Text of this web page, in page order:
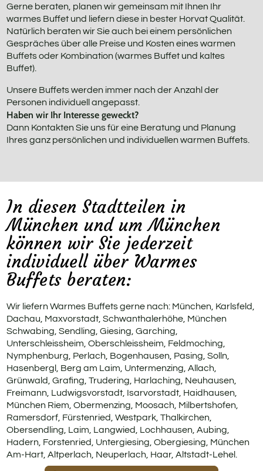
Gerne beraten, planen wir gemeinsam mit Ihnen Ihr
warmes Buffet und liefern diese in bester Horvat Qualität.
Natürlich beraten wir Sie auch bei einem persönlichen
Gespräches über alle Preise und Kosten eines warmen
Buffets oder Kombination (warmes Buffet und kaltes
Buffet).
Unsere Buffets werden immer nach der Anzahl der
Personen individuell angepasst.
Haben wir Ihr Interesse geweckt?
Dann Kontakten Sie uns für eine Beratung und Planung
Ihres ganz persönlichen und individuellen warmen Buffets.
In diesen Stadtteilen in
München und um München
können wir Sie jederzeit
individuell über Warmes
Buffets beraten:
Wir liefern Warmes Buffets gerne nach: München, Karlsfeld,
Dachau, Maxvorstadt, Schwanthalerhöhe, München
Schwabing, Sendling, Giesing, Garching,
Unterschleissheim, Oberschleissheim, Feldmoching,
Nymphenburg, Perlach, Bogenhausen, Pasing, Solln,
Hasenbergl, Berg am Laim, Untermenzing, Allach,
Grünwald, Grafing, Trudering, Harlaching, Neuhausen,
Freimann, Ludwigsvorstadt, Isarvorstadt, Haidhausen,
München Riem, Obermenzing, Moosach, Milbertshofen,
Ramersdorf, Fürstenried, Westpark, Thalkirchen,
Obersendling, Laim, Langwied, Lochhausen, Aubing,
Hadern, Forstenried, Untergiesing, Obergiesing, München
Am-Hart, Altperlach, Neuperlach, Haar, Altstadt-Lehel.